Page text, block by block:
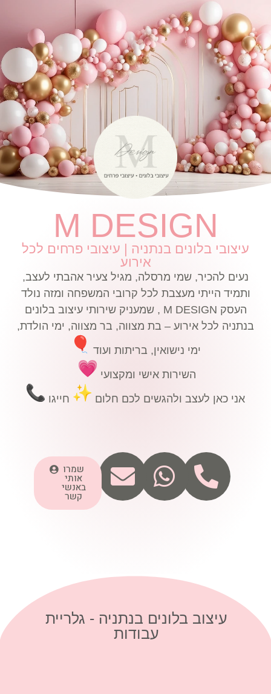
M DESIGN
עיצובי בלונים בנתניה | עיצובי פרחים לכל
אירוע
נעים להכיר, שמי מרסלה, מגיל צעיר אהבתי לעצב,
ותמיד הייתי מעצבת לכל קרובי המשפחה ומזה נולד
העסק M DESIGN , שמעניק שירותי עיצוב בלונים
בנתניה לכל אירוע – בת מצווה, בר מצווה, ימי הולדת,
ימי נישואין, בריתות ועוד
השירות אישי ומקצועי
אני כאן לעצב ולהגשים לכם חלום
חייגו
שמרו
אותי
באנשי
קשר
עיצוב בלונים בנתניה - גלריית
עבודות